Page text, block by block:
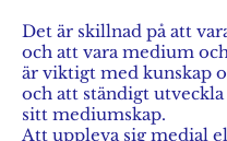
Det är skillnad på att
och att vara medium
är viktigt med kunskap
och att ständigt utveckla
sitt mediumskap.
Att uppleva sig medial